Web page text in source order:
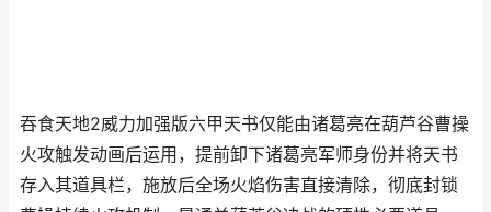
吞食天地2威力加强版六甲天书仅能由诸葛亮在葫芦谷曹操
火攻触发动画后运用，提前卸下诸葛亮军师身份并将天书
存入其道具栏，施放后全场火焰伤害直接清除，彻底封锁